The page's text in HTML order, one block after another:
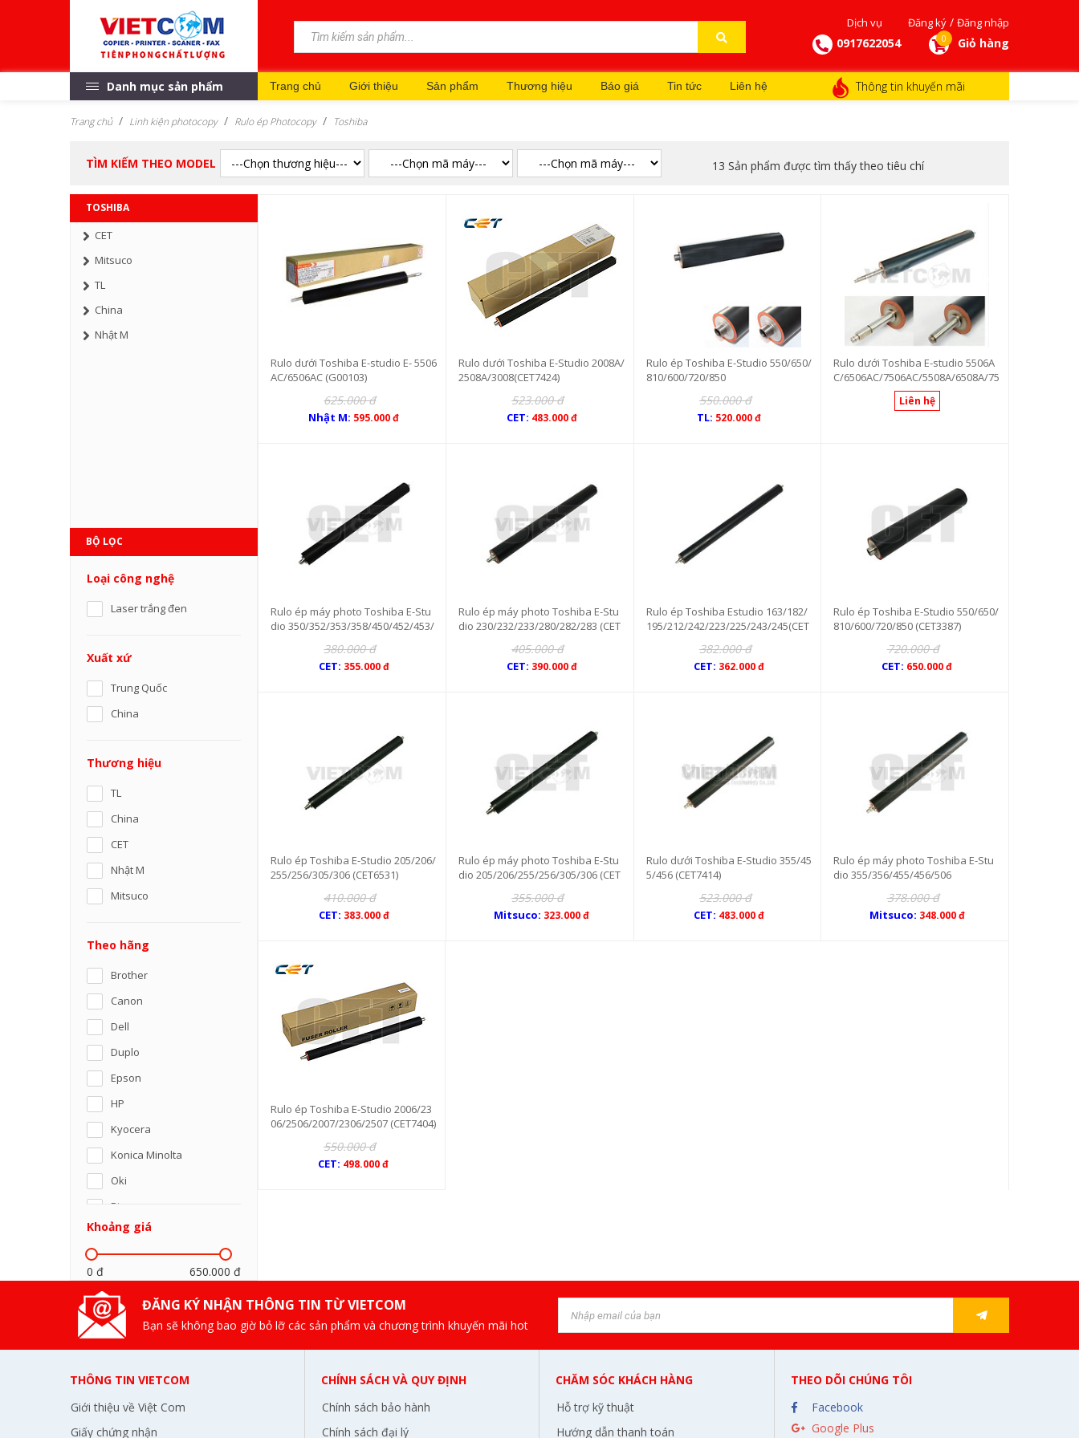
Dịch vụ Đăng ký / Đăng nhập
0917622054 0 Giỏ hàng
Danh mục sản phẩm Trang chủ Giới thiệu Sản phẩm Thương hiệu Báo giá Tin tức Liên hệ Thông tin khuyến mãi
Trang chủ Linh kiện photocopy Rulo ép Photocopy Toshiba
TÌM KIẾM THEO MODEL 13 Sản phẩm được tìm thấy theo tiêu chí
TOSHIBA
CET
Mitsuco
TL
China
Nhật M
BỘ LỌC
Loại công nghệ
Laser trắng đen
Xuất xứ
Trung Quốc
China
Thương hiệu
TL
China
CET
Nhật M
Mitsuco
Theo hãng
Brother
Canon
Dell
Duplo
Epson
HP
Kyocera
Konica Minolta
Oki
Riso
Panasonic
SamSung
Ricoh
Sharp
Xerox
Lexmark
Olivetti
Khoảng giá
0 đ 650.000 đ
Rulo dưới Toshiba E-studio E- 5506
AC/6506AC (G00103)
625.000 đ
Nhật M: 595.000 đ
Rulo dưới Toshiba E-Studio 2008A/
2508A/3008(CET7424)
523.000 đ
CET: 483.000 đ
Rulo ép Toshiba E-Studio 550/650/
810/600/720/850
550.000 đ
TL: 520.000 đ
Rulo dưới Toshiba E-studio 5506A
C/6506AC/7506AC/5508A/6508A/75
Liên hệ
Rulo ép máy photo Toshiba E-Stu
dio 350/352/353/358/450/452/453/
380.000 đ
CET: 355.000 đ
Rulo ép máy photo Toshiba E-Stu
dio 230/232/233/280/282/283 (CET
405.000 đ
CET: 390.000 đ
Rulo ép Toshiba Estudio 163/182/
195/212/242/223/225/243/245(CET
382.000 đ
CET: 362.000 đ
Rulo ép Toshiba E-Studio 550/650/
810/600/720/850 (CET3387)
720.000 đ
CET: 650.000 đ
Rulo ép Toshiba E-Studio 205/206/
255/256/305/306 (CET6531)
410.000 đ
CET: 383.000 đ
Rulo ép máy photo Toshiba E-Stu
dio 205/206/255/256/305/306 (CET
355.000 đ
Mitsuco: 323.000 đ
Rulo dưới Toshiba E-Studio 355/45
5/456 (CET7414)
523.000 đ
CET: 483.000 đ
Rulo ép máy photo Toshiba E-Stu
dio 355/356/455/456/506
378.000 đ
Mitsuco: 348.000 đ
Rulo ép Toshiba E-Studio 2006/23
06/2506/2007/2306/2507 (CET7404)
550.000 đ
CET: 498.000 đ
ĐĂNG KÝ NHẬN THÔNG TIN TỪ VIETCOM
Bạn sẽ không bao giờ bỏ lỡ các sản phẩm và chương trình khuyến mãi hot
THÔNG TIN VIETCOM
Giới thiệu về Việt Com
Giấy chứng nhận
CHÍNH SÁCH VÀ QUY ĐỊNH
Chính sách bảo hành
Chính sách đại lý
CHĂM SÓC KHÁCH HÀNG
Hỗ trợ kỹ thuật
Hướng dẫn thanh toán
THEO DÕI CHÚNG TÔI
Facebook
Google Plus